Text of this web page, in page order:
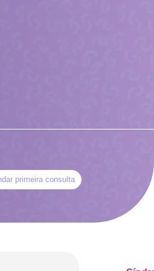
primeira consulta